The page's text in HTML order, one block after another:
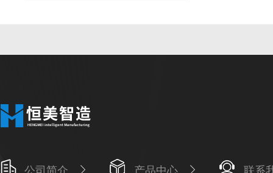
公司简介 产品中心 联系